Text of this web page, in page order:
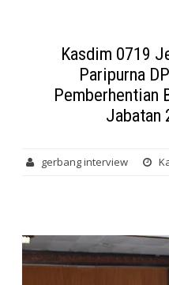
Kasdim 0719
Paripurna
Pemberhentian
Jabatan
gerbang interview